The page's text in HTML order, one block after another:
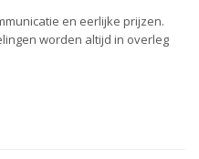
en eerlijke prijzen.
worden altijd in overleg